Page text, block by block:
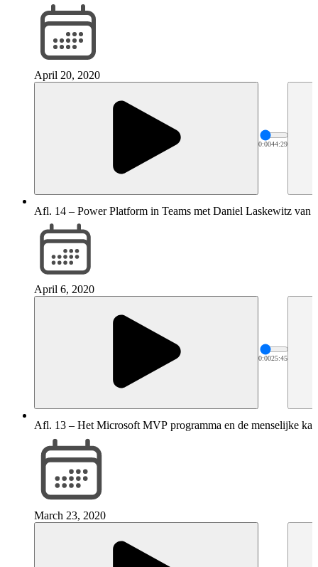
April 20, 2020
0:0044:29
Afl. 14 – Power Platform in Teams met Daniel
April 6, 2020
0:0025:45
Afl. 13 – Het Microsoft MVP programma en de menselijke
March 23, 2020